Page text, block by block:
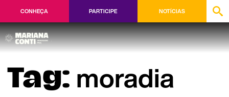
CONHEÇA PARTICIPE NOTÍCIAS
Tag: moradia